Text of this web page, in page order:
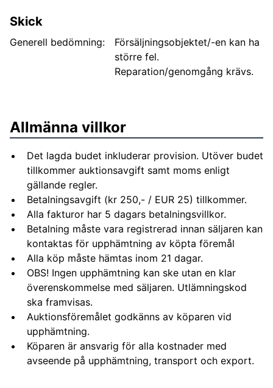
Skick
Generell bedömning:
Försäljningsobjektet/-en kan ha
större fel.
Reparation/genomgång krävs.
Allmänna villkor
Det lagda budet inkluderar provision. Utöver budet
tillkommer auktionsavgift samt moms enligt
gällande regler.
Betalningsavgift (kr 250,- / EUR 25) tillkommer.
Alla fakturor har 5 dagars betalningsvillkor.
Betalning måste vara registrerad innan säljaren kan
kontaktas för upphämtning av köpta föremål
Alla köp måste hämtas inom 21 dagar.
OBS! Ingen upphämtning kan ske utan en klar
överenskommelse med säljaren. Utlämningskod
ska framvisas.
Auktionsföremålet godkänns av köparen vid
upphämtning.
Köparen är ansvarig för alla kostnader med
avseende på upphämtning, transport och export.